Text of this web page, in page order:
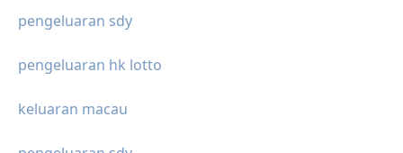
pengeluaran sdy
pengeluaran hk lotto
keluaran macau